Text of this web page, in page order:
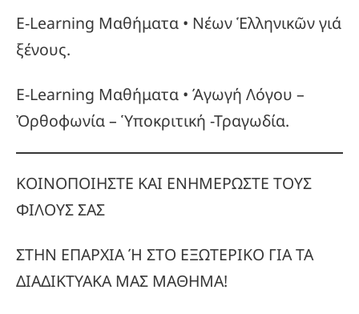
E-Learning Μαθήματα • Νέων Ἑλληνικῶν γιά
ξένους.
E-Learning Μαθήματα • Άγωγή Λόγου –
Ὀρθοφωνία – Ὑποκριτική -Τραγωδία.
ΚΟΙΝΟΠΟΙΗΣΤΕ ΚΑΙ ΕΝΗΜΕΡΩΣΤΕ ΤΟΥΣ
ΦΙΛΟΥΣ ΣΑΣ
ΣΤΗΝ ΕΠΑΡΧΙΑ Ή ΣΤΟ ΕΞΩΤΕΡΙΚΟ ΓΙΑ ΤΑ
ΔΙΑΔΙΚΤΥΑΚΑ ΜΑΣ ΜΑΘΗΜΑ!